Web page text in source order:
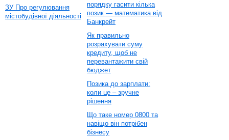
ЗУ Про регулювання
містобудівної діяльності
порядку гасити кілька
позик — математика від
Банкрейт
Як правильно
розрахувати суму
кредиту, щоб не
перевантажити свій
бюджет
Позика до зарплати:
коли це – зручне
рішення
Що таке номер 0800 та
навіщо він потрібен
бізнесу